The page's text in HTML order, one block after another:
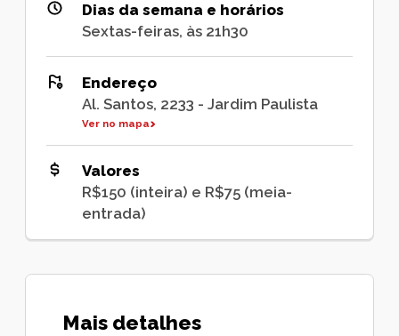
Dias da semana e horários
Sextas-feiras, às 21h30
Endereço
Al. Santos, 2233 - Jardim Paulista
Ver no mapa
Valores
R$150 (inteira) e R$75 (meia-
entrada)
Mais detalhes